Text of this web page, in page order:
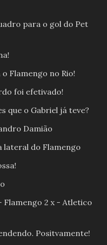
para o gol do Pet
Flamengo no Rio!
foi efetivado!
que o Gabriel já teve?
Damião
lateral do Flamengo
2 x - Atletico
Positvamente!